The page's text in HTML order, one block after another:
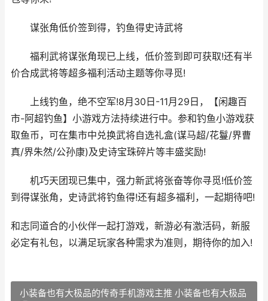
谋张角低价签到得，钓鱼得史诗武将
福利武将谋张角现已上线，低价签到即可获取!还有半
价合成武将等超多福利活动主题等你寻觅!
上线钓鱼，绝不空军!8月30日-11月29日，【闲趣百
市-阿超钓鱼】小游戏方法持续进行中。参和钓鱼小游戏获
取鱼币，可在集市中兑换武将自选礼盒(谋马超/花鬘/界曹
真/界朱然/公孙康)及史诗宝珠碎片等丰盛奖励!
机巧天团现已集中，强力新武将张奋等你寻觅!低价签
到得谋张角，史诗武将钓鱼得!还有超多福利，一起期待吧!
和志同道合的小伙伴一起打游戏，新游必有激活码，新服
必定有礼包，以满足玩家各种需求为准则，期待你的加入!
小装备也有大极品的传奇手机游戏主推 小装备也有大极品